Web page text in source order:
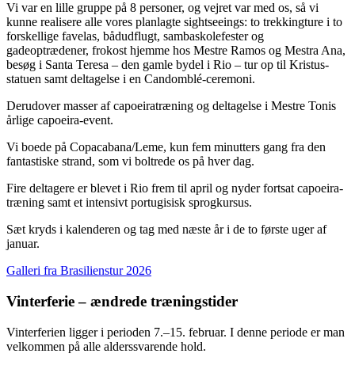
Vi var en lille gruppe på 8 personer, og vejret var med os, så vi
kunne realisere alle vores planlagte sightseeings: to trekkingture i to
forskellige favelas, bådudflugt, sambaskolefester og
gadeoptrædener, frokost hjemme hos Mestre Ramos og Mestra Ana,
besøg i Santa Teresa – den gamle bydel i Rio – tur op til Kristus-
statuen samt deltagelse i en Candomblé-ceremoni.
Derudover masser af capoeiratræning og deltagelse i Mestre Tonis
årlige capoeira-event.
Vi boede på Copacabana/Leme, kun fem minutters gang fra den
fantastiske strand, som vi boltrede os på hver dag.
Fire deltagere er blevet i Rio frem til april og nyder fortsat capoeira-
træning samt et intensivt portugisisk sprogkursus.
Sæt kryds i kalenderen og tag med næste år i de to første uger af
januar.
Galleri fra Brasilienstur 2026
Vinterferie – ændrede træningstider
Vinterferien ligger i perioden 7.–15. februar. I denne periode er man
velkommen på alle alderssvarende hold.